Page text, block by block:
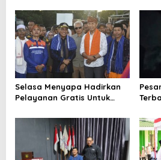
Selasa Menyapa Hadirkan
Pelayanan Gratis Untuk